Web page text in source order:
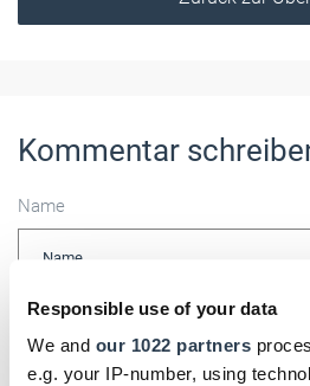
Responsible use of your data
We and our 1022 partners
e.g. your IP-number, using
Kommentar
Name
E-Mail